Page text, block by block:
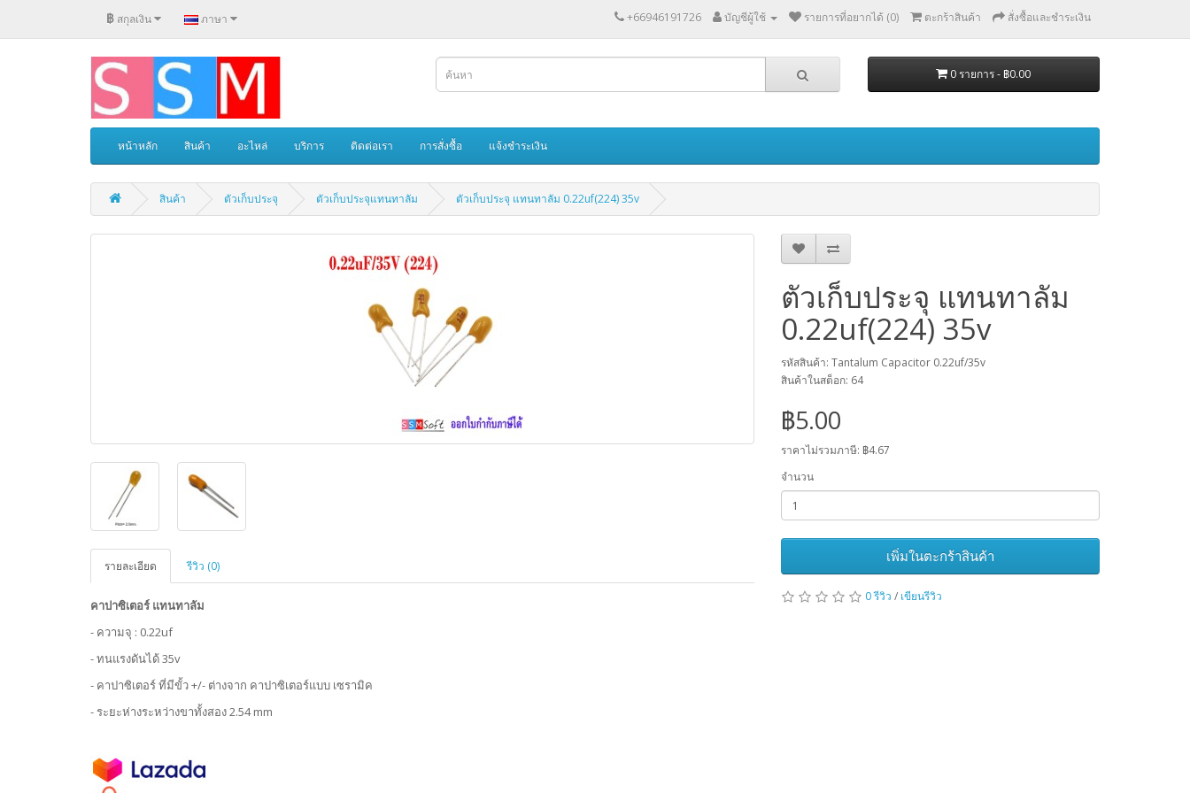
฿ สกุลเงิน ภาษา +66946191726 บัญชีผู้ใช้ รายการที่อยากได้ (0) ตะกร้าสินค้า สั่งซื้อและชำระเงิน
0 รายการ - ฿0.00
หน้าหลัก สินค้า อะไหล่ บริการ ติดต่อเรา การสั่งซื้อ แจ้งชำระเงิน
สินค้า ตัวเก็บประจุ ตัวเก็บประจุแทนทาลัม ตัวเก็บประจุ แทนทาลัม 0.22uf(224) 35v
รายละเอียด รีวิว (0)
คาปาซิเตอร์ แทนทาลัม
- ความจุ : 0.22uf
- ทนแรงดันได้ 35v
- คาปาซิเตอร์ ที่มีขั้ว +/- ต่างจาก คาปาซิเตอร์แบบ เซรามิค
- ระยะห่างระหว่างขาทั้งสอง 2.54 mm
ตัวเก็บประจุ แทนทาลัม
0.22uf(224) 35v
รหัสสินค้า: Tantalum Capacitor 0.22uf/35v
สินค้าในสต็อก: 64
฿5.00
ราคาไม่รวมภาษี: ฿4.67
จำนวน
เพิ่มในตะกร้าสินค้า
0 รีวิว / เขียนรีวิว